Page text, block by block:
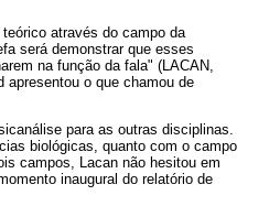
através do campo da
será demonstrar que esses
na função da fala" (LACAN,
apresentou o que chamou de
para as outras disciplinas.
biológicas, quanto com o campo
campos, Lacan não hesitou em
inaugural do relatório de